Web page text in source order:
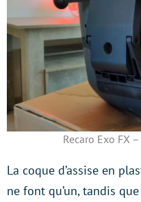
Recaro Exo FX
La coque d’assise en
ne font qu’un, tandis